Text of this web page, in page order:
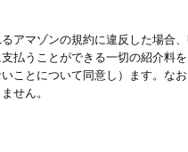
アマゾンの規約に違反した場合
払うことができる一切の紹介料
ことについて同意し）ます。な
せん。